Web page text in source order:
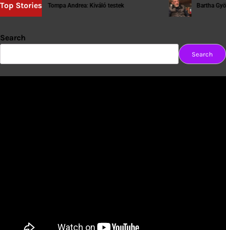
Top Stories
Tompa Andrea: Kiváló testek Bartha György:
Search
Search